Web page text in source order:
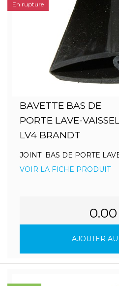
BAVETTE BAS DE
PORTE LAVE-
LV4 BRANDT
JOINT BAS DE PORTE
VOIR LA FICHE PRODUIT
AJOUTER
En rupture